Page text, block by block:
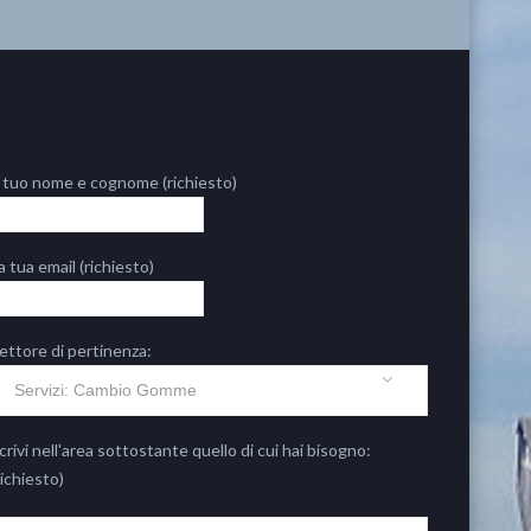
tuo nome e cognome (richiesto)
tua email (richiesto)
di pertinenza:
nell'area sottostante quello di cui hai bisogno: